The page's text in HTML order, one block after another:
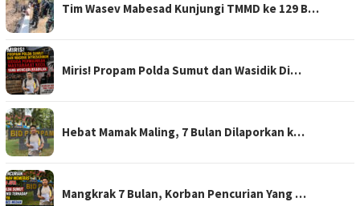
Tim Wasev Mabesad Kunjungi TMMD ke 129 B…
Miris! Propam Polda Sumut dan Wasidik Di…
Hebat Mamak Maling, 7 Bulan Dilaporkan k…
Mangkrak 7 Bulan, Korban Pencurian Yang …